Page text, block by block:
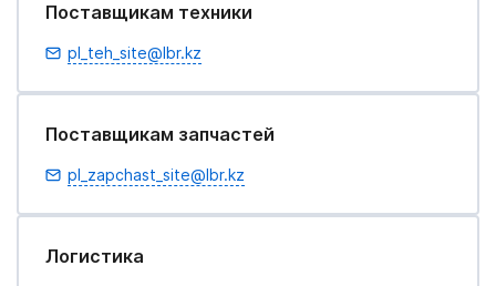
Поставщикам техники
pl_teh_site@lbr.kz
Поставщикам запчастей
pl_zapchast_site@lbr.kz
Логистика